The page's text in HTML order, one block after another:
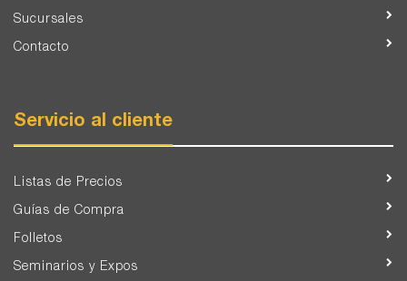
Sucursales
Contacto
Servicio al cliente
Listas de Precios
Guías de Compra
Folletos
Seminarios y Expos